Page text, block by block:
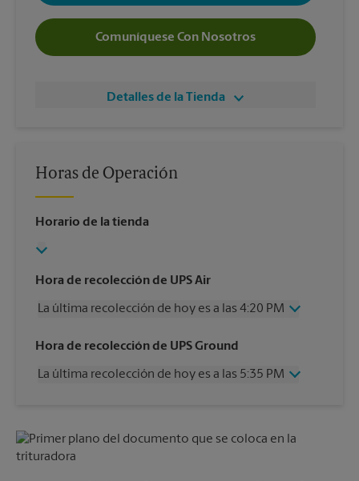
Comuníquese Con Nosotros
Detalles de la Tienda
Horas de Operación
Horario de la tienda
Hora de recolección de UPS Air
La última recolección de hoy es a las 4:20 PM
Miércoles
4:20 PM
Viernes
4:20 PM
Martes
Hora de recolección de UPS Ground
La última recolección de hoy es a las 5:35 PM
Viernes
5:35 PM
Sábado